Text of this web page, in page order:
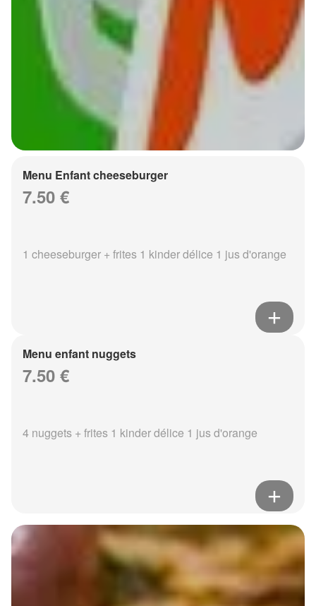
Menu Enfant cheeseburger
7.50 €
1 cheeseburger + frites 1 kinder délice 1 jus d'orange
Menu enfant nuggets
7.50 €
4 nuggets + frites 1 kinder délice 1 jus d'orange